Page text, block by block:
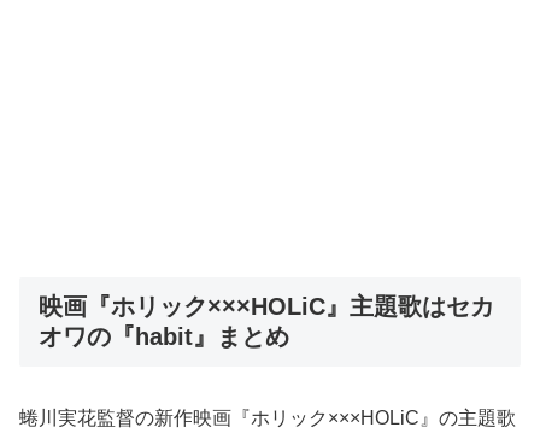
映画『ホリック×××HOLiC』主題歌はセカ
オワの『habit』まとめ
蜷川実花監督の新作映画『ホリック×××HOLiC』の主題歌